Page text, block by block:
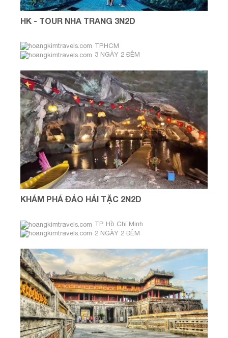
HK - TOUR NHA TRANG 3N2D
TP.HCM
3 NGÀY 2 ĐÊM
KHÁM PHÁ ĐẢO HẢI TẶC 2N2D
TP. Hồ Chí Minh
2 NGÀY 2 ĐÊM